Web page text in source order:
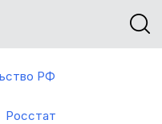
РФ
Росстат